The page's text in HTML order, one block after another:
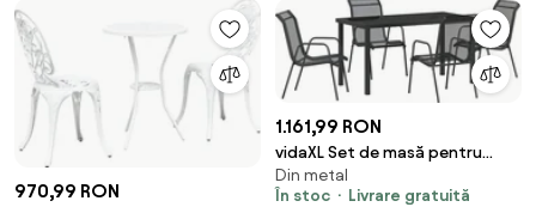
970,99 RON
1.161,99 RON
vidaXL Set de masă pentru
grădină 5 pcs Negru
Din metal
În stoc
Livrare gratuită